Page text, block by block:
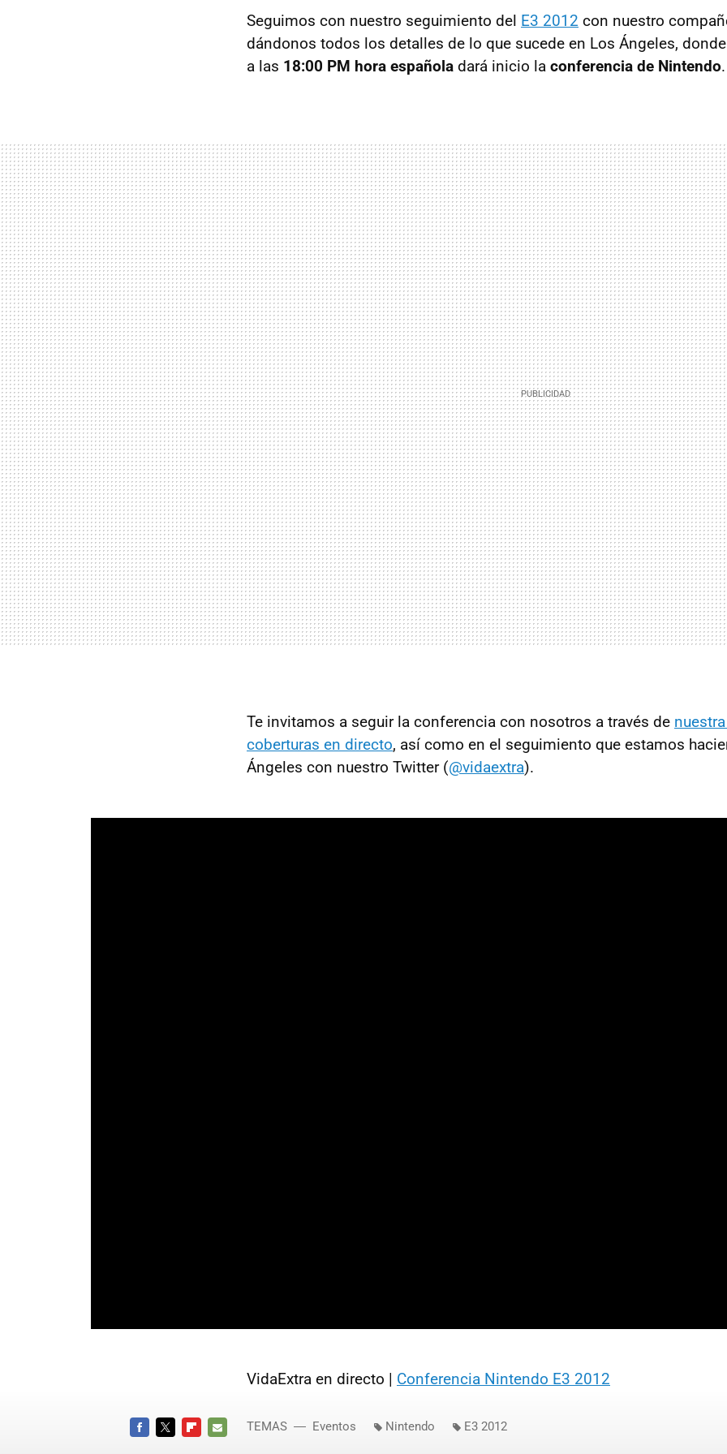
Seguimos con nuestro seguimiento del E3 2012 con nuestro
dándonos todos los detalles de lo que sucede en Los Ángeles,
a las 18:00 PM hora española dará inicio la conferencia de Nintendo.
Te invitamos a seguir la conferencia con nosotros a través de
coberturas en directo, así como en el seguimiento que estamos
Ángeles con nuestro Twitter (@vidaextra).
VidaExtra en directo | Conferencia Nintendo E3 2012
TEMAS Eventos Nintendo E3 2012